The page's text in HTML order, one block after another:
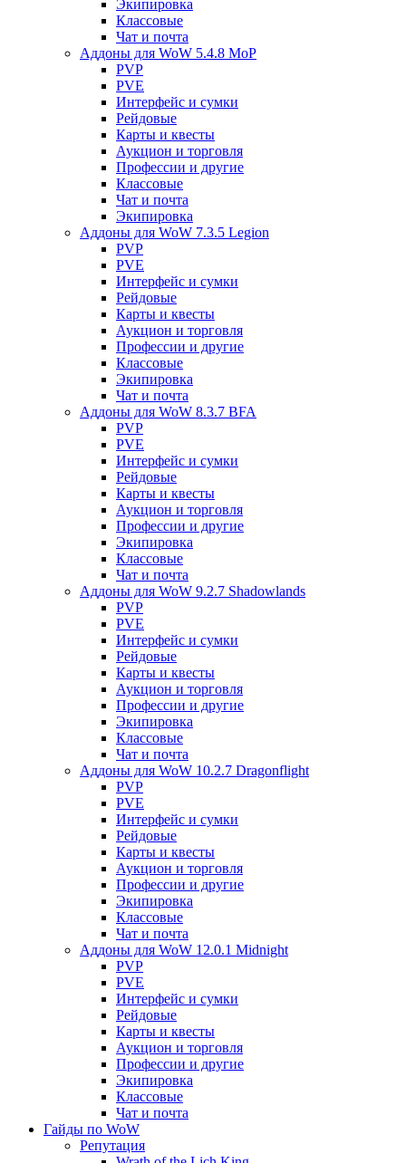
Экипировка
Классовые
Чат и почта
Аддоны для WoW 5.4.8 MoP
PVP
PVE
Интерфейс и сумки
Рейдовые
Карты и квесты
Аукцион и торговля
Профессии и другие
Классовые
Чат и почта
Экипировка
Аддоны для WoW 7.3.5 Legion
PVP
PVE
Интерфейс и сумки
Рейдовые
Карты и квесты
Аукцион и торговля
Профессии и другие
Классовые
Экипировка
Чат и почта
Аддоны для WoW 8.3.7 BFA
PVP
PVE
Интерфейс и сумки
Рейдовые
Карты и квесты
Аукцион и торговля
Профессии и другие
Экипировка
Классовые
Чат и почта
Аддоны для WoW 9.2.7 Shadowlands
PVP
PVE
Интерфейс и сумки
Рейдовые
Карты и квесты
Аукцион и торговля
Профессии и другие
Экипировка
Классовые
Чат и почта
Аддоны для WoW 10.2.7 Dragonflight
PVP
PVE
Интерфейс и сумки
Рейдовые
Карты и квесты
Аукцион и торговля
Профессии и другие
Экипировка
Классовые
Чат и почта
Аддоны для WoW 12.0.1 Midnight
PVP
PVE
Интерфейс и сумки
Рейдовые
Карты и квесты
Аукцион и торговля
Профессии и другие
Экипировка
Классовые
Чат и почта
Гайды по WoW
Репутация